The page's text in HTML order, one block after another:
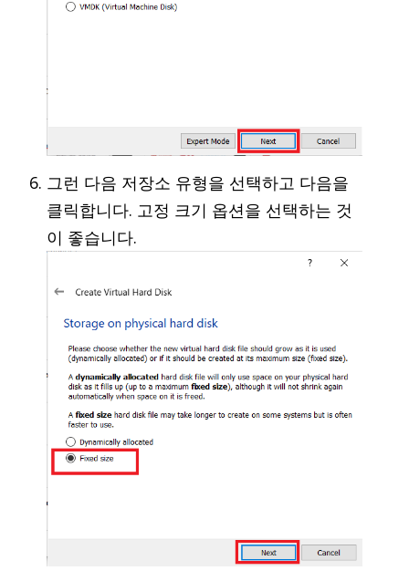
그런 다음 저장소 유형을 선택하고 다음을
클릭합니다. 고정 크기 옵션을 선택하는 것
이 좋습니다.